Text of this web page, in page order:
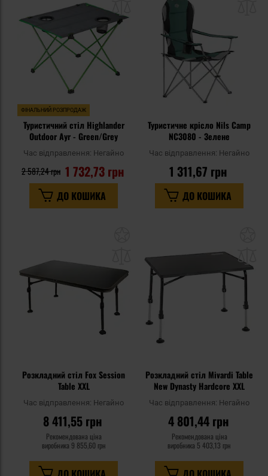
списку
уподобань
ФІНАЛЬНИЙ РОЗПРОДАЖ
Туристичний стіл Highlander
Outdoor Ayr - Green/Grey
Час відправлення: Негайно
1 732,73 грн
2 587,24 грн
ДО КОШИКА
Туристичне крісло Nils Camp
NC3080 - Зелене
Час відправлення: Негайно
1 311,67 грн
ДО КОШИКА
списку
уподобань
Розкладний стіл Fox Session
Table XXL
Час відправлення: Негайно
8 411,55 грн
Рекомендована ціна
виробника 9 855,60 грн
Розкладний стіл Mivardi Table
New Dynasty Hardcore XXL
Час відправлення: Негайно
4 801,44 грн
Рекомендована ціна
виробника 5 403,13 грн